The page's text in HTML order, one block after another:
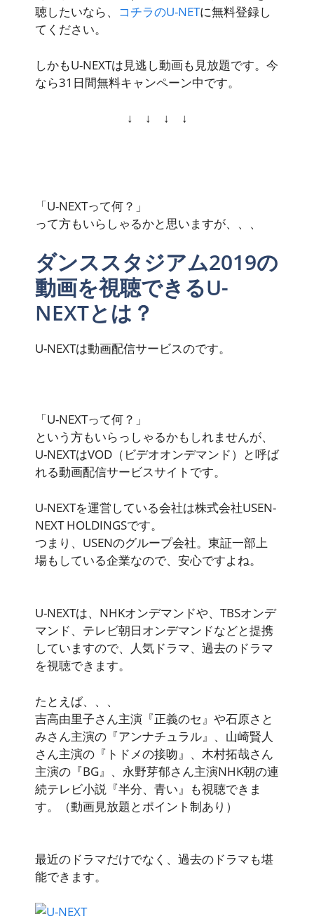
聴したいなら、 コチラのU-NETに無料登録し
てください。
しかもU-NEXTは見逃し動画も見放題です。 今
なら31日間無料キャンペーン中です。
↓ ↓ ↓ ↓
「U-NEXTって何？」
って方もいらしゃるかと思いますが、、、
ダンススタジアム2019の
動画を視聴できるU-
NEXTとは？
U-NEXTは動画配信サービスのです。
「U-NEXTって何？」
という方もいらっしゃるかもしれませんが、
U-NEXTはVOD（ビデオオンデマンド）と呼ば
れる動画配信サービスサイトです。
U-NEXTを運営している会社は株式会社USEN-
NEXT HOLDINGSです。
つまり、USENのグループ会社。 東証一部上
場もしている企業なので、安心ですよね。
U-NEXTは、NHKオンデマンドや、TBSオンデ
マンド、テレビ朝日オンデマンドなどと提携
していますので、人気ドラマ、過去のドラマ
を視聴できます。
たとえば、、、
吉高由里子さん主演 『正義のセ』 や石原さと
みさん主演の 『アンナチュラル』 、山崎賢人
さん主演の 『トドメの接吻』 、木村拓哉さん
主演の 『BG』 、永野芽郁さん主演NHK朝の連
続テレビ小説 『半分、青い』 も視聴できま
す。（動画見放題とポイント制あり）
最近のドラマだけでなく、過去のドラマも堪
能できます。